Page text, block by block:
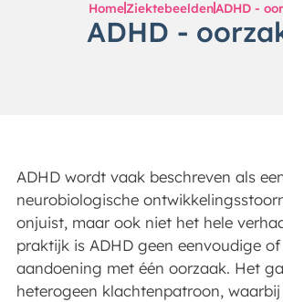
HomeZiektebeeldenADHD -
ADHD -
ADHD wordt vaak beschreven als
neurobiologische
onjuist, maar ook niet het hele
praktijk is ADHD geen eenvoudige
aandoening met één oorzaak. Het
heterogeen klachtenpatroon,